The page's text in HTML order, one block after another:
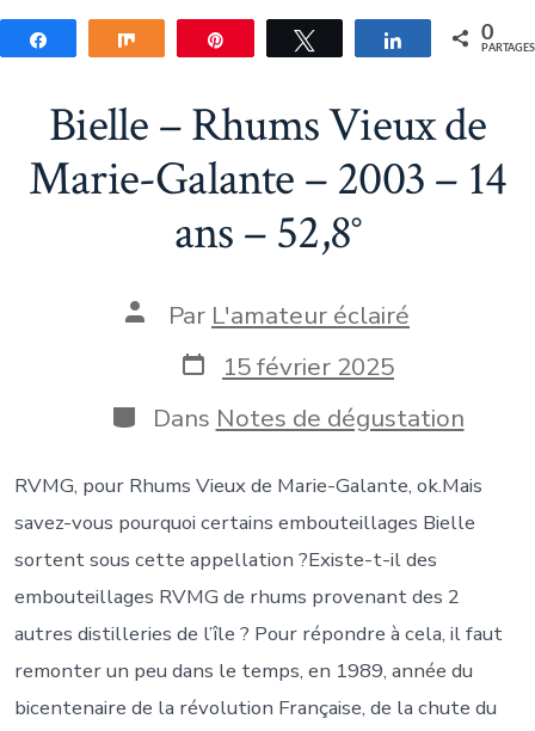
Partagez Partagez Tweetez Partagez 0
PARTAGES
Bielle – Rhums Vieux de
Marie-Galante – 2003 – 14
ans – 52,8°
Auteur
publication
Par L'amateur éclairé
Date
de
publication
15 février 2025
Catégories
Dans Notes de dégustation
RVMG, pour Rhums Vieux de Marie-Galante, ok.Mais
savez-vous pourquoi certains embouteillages Bielle
sortent sous cette appellation ?Existe-t-il des
embouteillages RVMG de rhums provenant des 2
autres distilleries de l’île ? Pour répondre à cela, il faut
remonter un peu dans le temps, en 1989, année du
bicentenaire de la révolution Française, de la chute du